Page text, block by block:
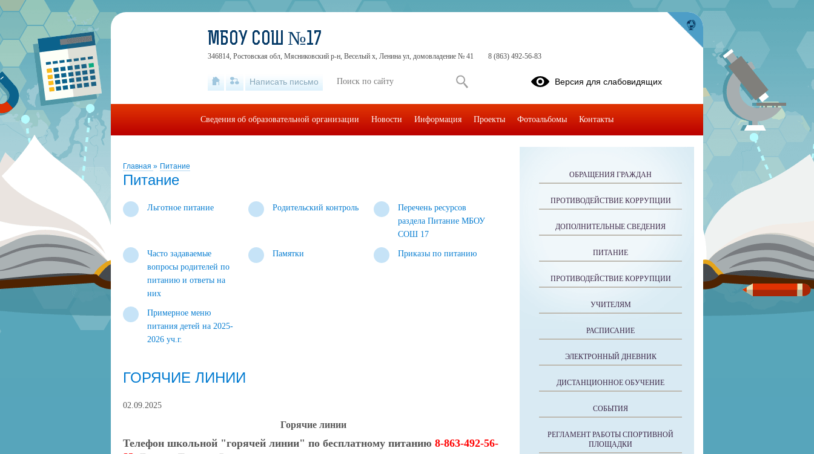
Главная » Питание
Питание
Льготное питание Родительский контроль
Перечень ресурсов
раздела Питание МБОУ
СОШ 17
Часто задаваемые
вопросы родителей по
питанию и ответы на
них
Памятки Приказы по питанию
Примерное меню
питания детей на 2025-
2026 уч.г.
ГОРЯЧИЕ ЛИНИИ
02.09.2025
Горячие линии
Телефон школьной "горячей линии" по бесплатному питанию 8-863-492-56-
ОБРАЩЕНИЯ ГРАЖДАН
ПРОТИВОДЕЙСТВИЕ КОРРУПЦИИ
ДОПОЛНИТЕЛЬНЫЕ СВЕДЕНИЯ
ПИТАНИЕ
ПРОТИВОДЕЙСТВИЕ КОРРУПЦИИ
УЧИТЕЛЯМ
РАСПИСАНИЕ
ЭЛЕКТРОННЫЙ ДНЕВНИК
ДИСТАНЦИОННОЕ ОБУЧЕНИЕ
СОБЫТИЯ
РЕГЛАМЕНТ РАБОТЫ СПОРТИВНОЙ
ПЛОЩАДКИ
МБОУ СОШ №17
346814, Ростовская обл, Мясниковский р-н, Веселый х, Ленина ул, домовладение № 41 8 (863) 492-56-83
Написать письмо Версия для слабовидящих
Сведения об образовательной организации Новости Информация Проекты Фотоальбомы Контакты